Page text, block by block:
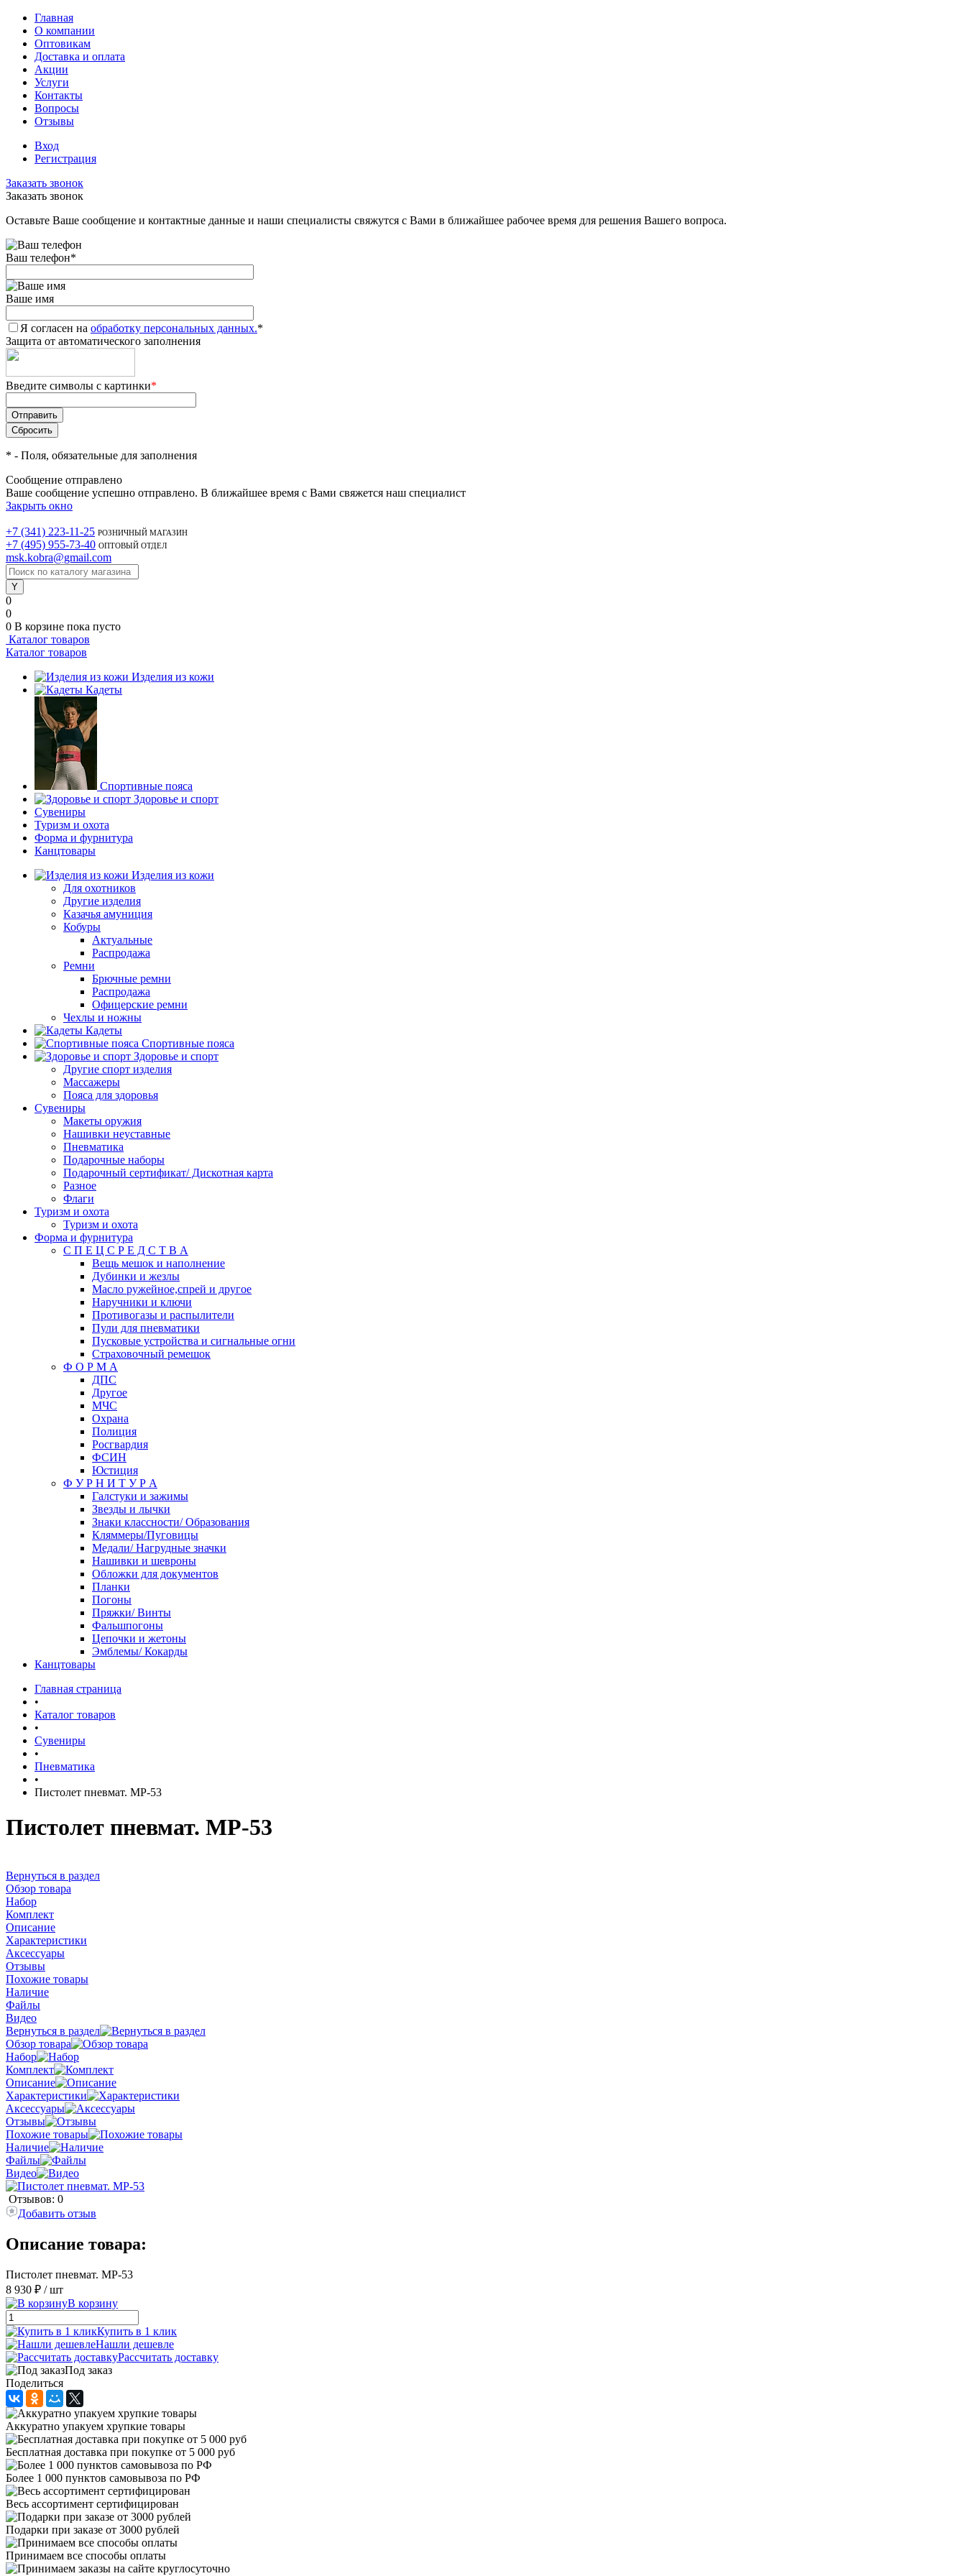
Главная
О компании
Оптовикам
Доставка и оплата
Акции
Услуги
Контакты
Вопросы
Отзывы
Вход
Регистрация
Заказать звонок
Заказать звонок
Оставьте Ваше сообщение и контактные данные и наши специалисты свяжутся с Вами в ближайшее рабочее время для решения Вашего вопроса.
Ваш телефон*
Ваше имя
Я согласен на обработку персональных данных.*
Защита от автоматического заполнения
Введите символы с картинки*
* - Поля, обязательные для заполнения
Сообщение отправлено
Ваше сообщение успешно отправлено. В ближайшее время с Вами свяжется наш специалист
Закрыть окно
+7 (341) 223-11-25 РОЗНИЧНЫЙ МАГАЗИН
+7 (495) 955-73-40 ОПТОВЫЙ ОТДЕЛ
msk.kobra@gmail.com
0
0
0 В корзине пока пусто
Каталог товаров
Каталог товаров
Изделия из кожи
Кадеты
Спортивные пояса
Здоровье и спорт
Сувениры
Туризм и охота
Форма и фурнитура
Канцтовары
Изделия из кожи
Для охотников
Другие изделия
Казачья амуниция
Кобуры
Актуальные
Распродажа
Ремни
Брючные ремни
Распродажа
Офицерские ремни
Чехлы и ножны
Кадеты
Спортивные пояса
Здоровье и спорт
Другие спорт изделия
Массажеры
Пояса для здоровья
Сувениры
Макеты оружия
Нашивки неуставные
Пневматика
Подарочные наборы
Подарочный сертификат/ Дискотная карта
Разное
Флаги
Туризм и охота
Туризм и охота
Форма и фурнитура
С П Е Ц С Р Е Д С Т В А
Вещь мешок и наполнение
Дубинки и жезлы
Масло ружейное,спрей и другое
Наручники и ключи
Противогазы и распылители
Пули для пневматики
Пусковые устройства и сигнальные огни
Страховочный ремешок
Ф О Р М А
ДПС
Другое
МЧС
Охрана
Полиция
Росгвардия
ФСИН
Юстиция
Ф У Р Н И Т У Р А
Галстуки и зажимы
Звезды и лычки
Знаки классности/ Образования
Кляммеры/Пуговицы
Медали/ Нагрудные значки
Нашивки и шевроны
Обложки для документов
Планки
Погоны
Пряжки/ Винты
Фальшпогоны
Цепочки и жетоны
Эмблемы/ Кокарды
Канцтовары
Главная страница
•
Каталог товаров
•
Сувениры
•
Пневматика
•
Пистолет пневмат. МР-53
Пистолет пневмат. МР-53
Вернуться в раздел
Обзор товара
Набор
Комплект
Описание
Характеристики
Аксессуары
Отзывы
Похожие товары
Наличие
Файлы
Видео
Вернуться в раздел
Обзор товара
Набор
Комплект
Описание
Характеристики
Аксессуары
Отзывы
Похожие товары
Наличие
Файлы
Видео
Отзывов: 0
Добавить отзыв
Описание товара:
Пистолет пневмат. МР-53
8 930 ₽ / шт
В корзину
Купить в 1 клик
Нашли дешевле
Рассчитать доставку
Под заказ
Поделиться
Аккуратно упакуем хрупкие товары
Бесплатная доставка при покупке от 5 000 руб
Более 1 000 пунктов самовывоза по РФ
Весь ассортимент сертифицирован
Подарки при заказе от 3000 рублей
Принимаем все способы оплаты